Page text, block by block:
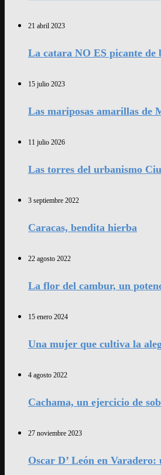
21 abril 2023
La catara NO ES picante de
15 julio 2023
Las mariposas amarillas de
11 julio 2026
Las torres del urbanismo
3 septiembre 2022
Caracas, bendita hierba
22 agosto 2022
La flor del cambur, un
15 enero 2024
Una mujer que cultiva la
4 agosto 2022
Cachama, un ejercicio de
27 noviembre 2023
Oscar D’ León en Varadero: